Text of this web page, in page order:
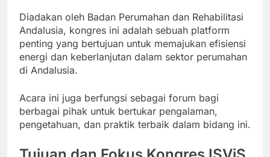
Diadakan oleh Badan Perumahan dan Rehabilitasi
Andalusia, kongres ini adalah sebuah platform
penting yang bertujuan untuk memajukan efisiensi
energi dan keberlanjutan dalam sektor perumahan
di Andalusia.
Acara ini juga berfungsi sebagai forum bagi
berbagai pihak untuk bertukar pengalaman,
pengetahuan, dan praktik terbaik dalam bidang ini.